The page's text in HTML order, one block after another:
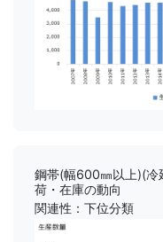
鋼帯(幅600㎜以上)(冷
荷・在庫の動向
関連性：下位分類